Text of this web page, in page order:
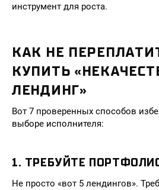
инструмент для роста.
КАК НЕ
КУПИТЬ
ЛЕНДИНГ»
Вот 7 проверенных способов
выборе исполнителя:
1. ТРЕБУЙТЕ
Не просто «вот 5 лендингов».